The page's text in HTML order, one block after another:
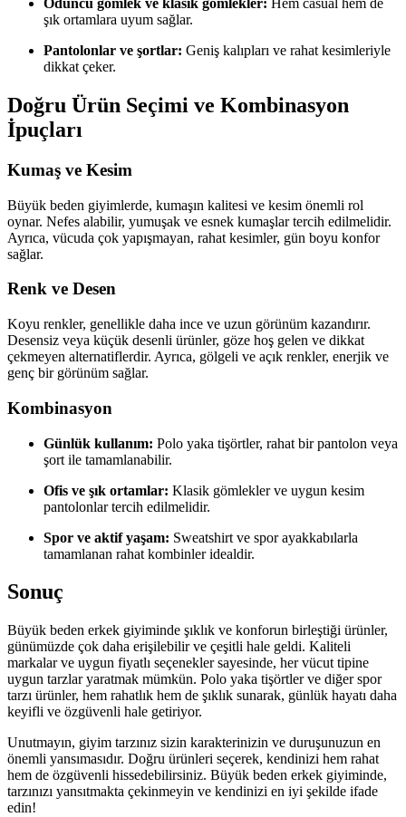
Oduncu gömlek ve klasik gömlekler: Hem casual hem de
şık ortamlara uyum sağlar.
Pantolonlar ve şortlar: Geniş kalıpları ve rahat kesimleriyle
dikkat çeker.
Doğru Ürün Seçimi ve Kombinasyon
İpuçları
Kumaş ve Kesim
Büyük beden giyimlerde, kumaşın kalitesi ve kesim önemli rol
oynar. Nefes alabilir, yumuşak ve esnek kumaşlar tercih edilmelidir.
Ayrıca, vücuda çok yapışmayan, rahat kesimler, gün boyu konfor
sağlar.
Renk ve Desen
Koyu renkler, genellikle daha ince ve uzun görünüm kazandırır.
Desensiz veya küçük desenli ürünler, göze hoş gelen ve dikkat
çekmeyen alternatiflerdir. Ayrıca, gölgeli ve açık renkler, enerjik ve
genç bir görünüm sağlar.
Kombinasyon
Günlük kullanım: Polo yaka tişörtler, rahat bir pantolon veya
şort ile tamamlanabilir.
Ofis ve şık ortamlar: Klasik gömlekler ve uygun kesim
pantolonlar tercih edilmelidir.
Spor ve aktif yaşam: Sweatshirt ve spor ayakkabılarla
tamamlanan rahat kombinler idealdir.
Sonuç
Büyük beden erkek giyiminde şıklık ve konforun birleştiği ürünler,
günümüzde çok daha erişilebilir ve çeşitli hale geldi. Kaliteli
markalar ve uygun fiyatlı seçenekler sayesinde, her vücut tipine
uygun tarzlar yaratmak mümkün. Polo yaka tişörtler ve diğer spor
tarzı ürünler, hem rahatlık hem de şıklık sunarak, günlük hayatı daha
keyifli ve özgüvenli hale getiriyor.
Unutmayın, giyim tarzınız sizin karakterinizin ve duruşunuzun en
önemli yansımasıdır. Doğru ürünleri seçerek, kendinizi hem rahat
hem de özgüvenli hissedebilirsiniz. Büyük beden erkek giyiminde,
tarzınızı yansıtmakta çekinmeyin ve kendinizi en iyi şekilde ifade
edin!